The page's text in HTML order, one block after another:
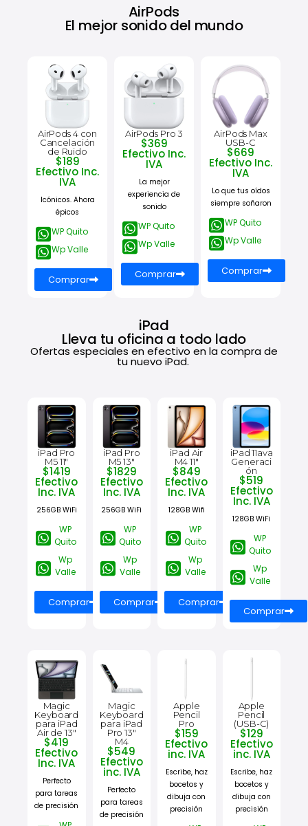
AirPods
El mejor sonido del mundo
AirPods 4 con
Cancelación
de Ruido
$189
Efectivo Inc.
IVA
Icónicos. Ahora
épicos
WP Quito
Wp Valle
Comprar
AirPods Pro 3
$369
Efectivo Inc.
IVA
La mejor
experiencia de
sonido
WP Quito
Wp Valle
Comprar
AirPods Max
USB-C
$669
Efectivo Inc.
IVA
Lo que tus oídos
siempre soñaron
WP Quito
Wp Valle
Comprar
iPad
Lleva tu oficina a todo lado
Ofertas especiales en efectivo en la compra de
tu nuevo iPad.
iPad Pro
M5 11"
$1419
Efectivo
Inc. IVA
256GB WiFi
WP
Quito
Wp
Valle
Comprar
iPad Pro
M5 13"
$1829
Efectivo
Inc. IVA
256GB WiFi
WP
Quito
Wp
Valle
Comprar
iPad Air
M4 11"
$849
Efectivo
Inc. IVA
128GB Wifi
WP
Quito
Wp
Valle
Comprar
iPad 11ava
Generaci
ón
$519
Efectivo
Inc. IVA
128GB WiFi
WP
Quito
Wp
Valle
Comprar
Magic
Keyboard
para iPad
Air de 13″
$419
Efectivo
Inc. IVA
Perfecto
para tareas
de precisión
Magic
Keyboard
para iPad
Pro 13"
M4
$549
Efectivo
inc. IVA
Perfecto
para tareas
de precisión
Apple
Pencil
Pro
$159
Efectivo
inc. IVA
Escribe, haz
bocetos y
dibuja con
precisión
Apple
Pencil
(USB-C)
$129
Efectivo
inc. IVA
Escribe, haz
bocetos y
dibuja con
precisión